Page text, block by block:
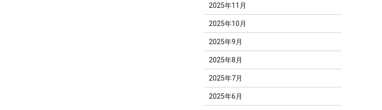
2025年11月
2025年10月
2025年9月
2025年8月
2025年7月
2025年6月